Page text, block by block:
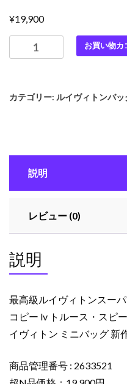
¥19,900
高
イ
ン
ー
コ
ー
ル
ヴ
ィ
ト
バ
ッ
お買い物カ
カテゴリー: ルイヴィトンバ
説明
レビュー (0)
説明
最高級ルイヴィトンスー
コピー lv トルース・スピ
イヴィトン ミニバッグ 新
商品管理番号 : 2633521